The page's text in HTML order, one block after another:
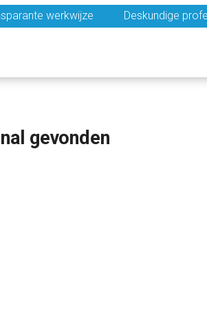
werkwijze Deskundige
gevonden